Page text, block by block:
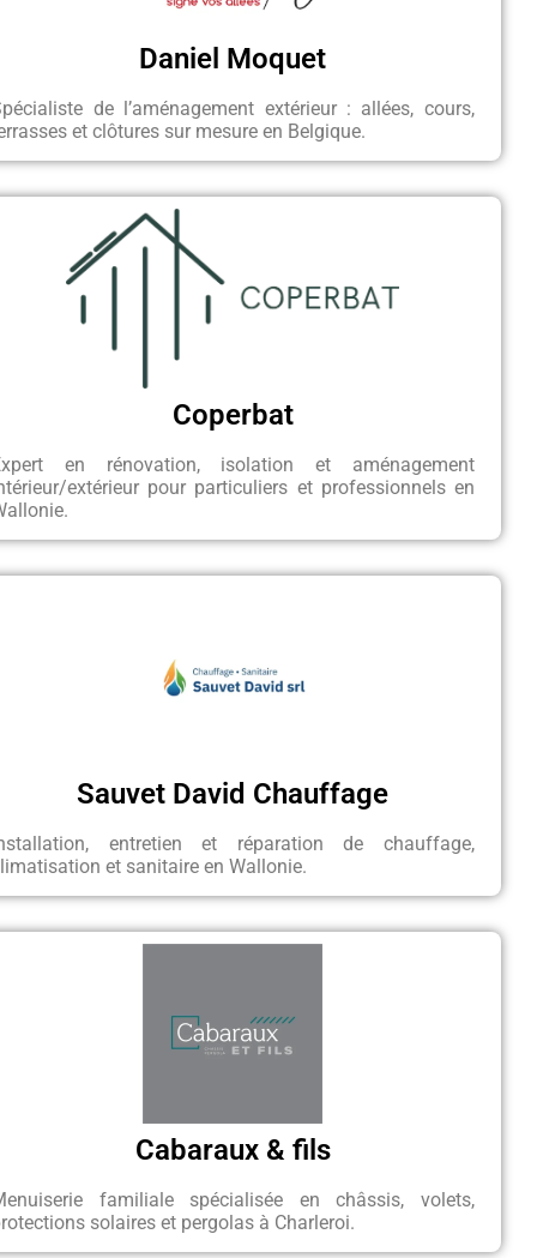
Daniel Moquet
de l’aménagement extérieur : allées, cours,
et clôtures sur mesure en Belgique.
Coperbat
en rénovation, isolation et aménagement
extérieur pour particuliers et professionnels en
Sauvet David Chauffage
entretien et réparation de chauffage,
et sanitaire en Wallonie.
Cabaraux & fils
familiale spécialisée en châssis, volets,
solaires et pergolas à Charleroi.